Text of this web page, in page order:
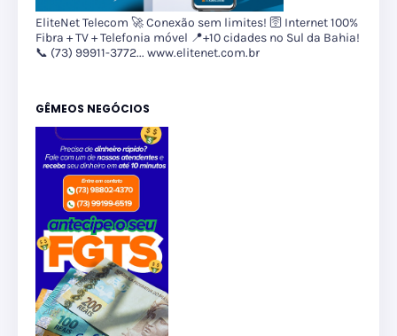
EliteNet Telecom 🚀 Conexão sem limites! 🛜 Internet 100%
Fibra + TV + Telefonia móvel 📍+10 cidades no Sul da Bahia!
📞 (73) 99911-3772... www.elitenet.com.br
GÊMEOS NEGÓCIOS